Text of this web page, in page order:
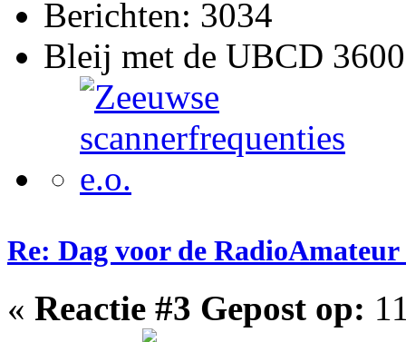
Berichten: 3034
Bleij met de UBCD 3600
Re: Dag voor de RadioAmateur
« Reactie #3 Gepost op: